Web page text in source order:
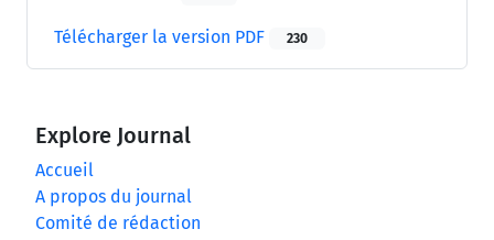
Télécharger la version PDF 230
Explore Journal
Accueil
A propos du journal
Comité de rédaction